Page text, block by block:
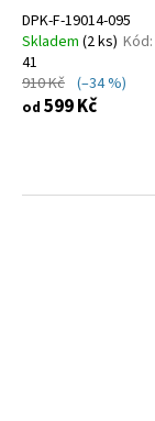
DPK-F-19014-095
Skladem (2 ks) Kód:
41
910 Kč (–34 %)
od 599 Kč